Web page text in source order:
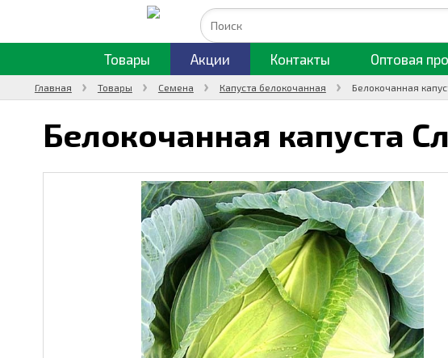
Товары Акции Контакты Оптовая
Главная Товары Семена Капуста белокочанная Белокочанная
Белокочанная капуста